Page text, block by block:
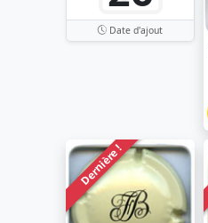
Date d'ajout
Dernière !